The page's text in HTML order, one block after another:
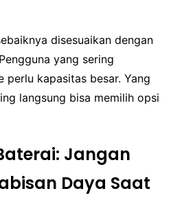
disesuaikan dengan
yang sering
perlu kapasitas besar. Yang
langsung bisa memilih opsi
Jangan
Daya Saat